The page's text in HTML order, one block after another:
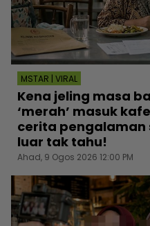
MSTAR | VIRAL
Kena jeling masa
‘merah’ masuk
cerita pengalaman
luar tak tahu!
Ahad, 9 Ogos 2026 12:00 PM